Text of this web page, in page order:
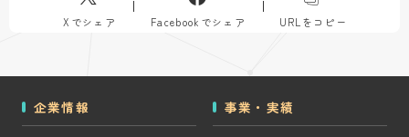
Xでシェア Facebookでシェア URLをコピー
企業情報 事業・実績